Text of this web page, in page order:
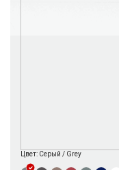
Цвет: Серый / Grey